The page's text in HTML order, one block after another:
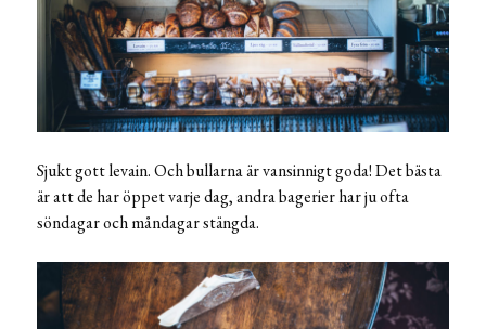
Sjukt gott levain. Och bullarna är vansinnigt goda! Det bästa
är att de har öppet varje dag, andra bagerier har ju ofta
söndagar och måndagar stängda.